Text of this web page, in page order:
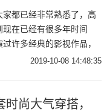
家都已经非常熟悉了，高
现在已经有很多年时间
许多经典的影视作品，
得到许多网友的认可和喜
2019-10-08 14:48:35
尚大气穿搭，